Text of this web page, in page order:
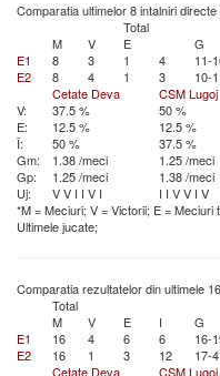
Comparatia ultimelor 8 intalniri
Total
M
V E G
E1
8 3 1 4 11-
E2
8 4 1 3 10-
Cetate Deva
CSM Lugoj
V:
37.5 % 50 %
E:
12.5 % 12.5 %
Î:
50 % 37.5 %
Gm:
1.38 /meci 1.25 /meci
Gp:
1.25 /meci 1.38 /meci
Uj:
VV I I V I I I VV I V
*M = Meciuri; V = Victorii; E =
Ultimele jucate;
Comparatia rezultatelor din ultimele
Total
M
V E I G
E1
16 4 6 6 16-
E2
16 1 3 12 17-
Cetate Deva
CSM Lugoj